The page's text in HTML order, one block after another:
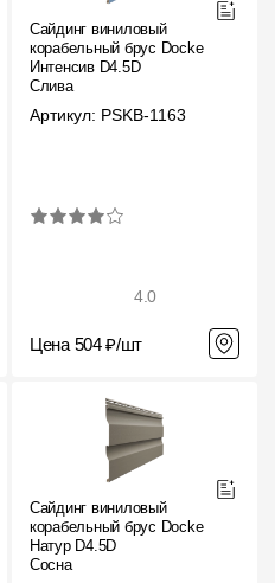
Сайдинг виниловый
корабельный брус Docke
Интенсив D4.5D
Слива
Артикул: PSKB-1163
4.0
Цена 504 ₽/шт
Сайдинг виниловый
корабельный брус Docke
Натур D4.5D
Сосна